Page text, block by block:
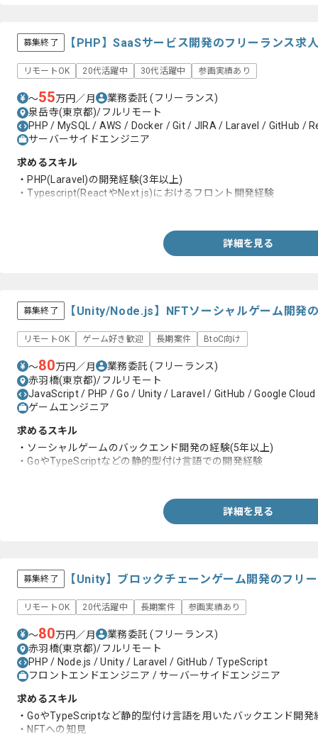
募集終了 【PHP】SaaSサービス開発のフリーランス求
リモートOK 20代活躍中 30代活躍中 参画実績あり
〜55万円／月 業務委託(フリーランス)
泉岳寺(東京都)/フルリモート
PHP / MySQL / AWS / Docker / Git / JIRA / Laravel / GitHub /
サーバーサイドエンジニア
求めるスキル
・PHP(Laravel)の開発経験(3年以上)
・Typescript(ReactやNext.js)におけるフロント開発経験
詳細を見る
募集終了 【Unity/Node.js】NFTソーシャルゲーム開発
リモートOK ゲーム好き歓迎 長期案件 BtoC向け
〜80万円／月 業務委託(フリーランス)
赤羽橋(東京都)/フルリモート
JavaScript / PHP / Go / Unity / Laravel / GitHub / Google
ゲームエンジニア
求めるスキル
・ソーシャルゲームのバックエンド開発の経験(5年以上)
・GoやTypeScriptなどの静的型付け言語での開発経験
詳細を見る
募集終了 【Unity】ブロックチェーンゲーム開発のフリ
リモートOK 20代活躍中 長期案件 参画実績あり
〜80万円／月 業務委託(フリーランス)
赤羽橋(東京都)/フルリモート
PHP / Node.js / Unity / Laravel / GitHub / TypeScript
フロントエンドエンジニア / サーバーサイドエンジニア
求めるスキル
・GoやTypeScriptなど静的型付け言語を用いたバックエンド開発
・NFTへの知見